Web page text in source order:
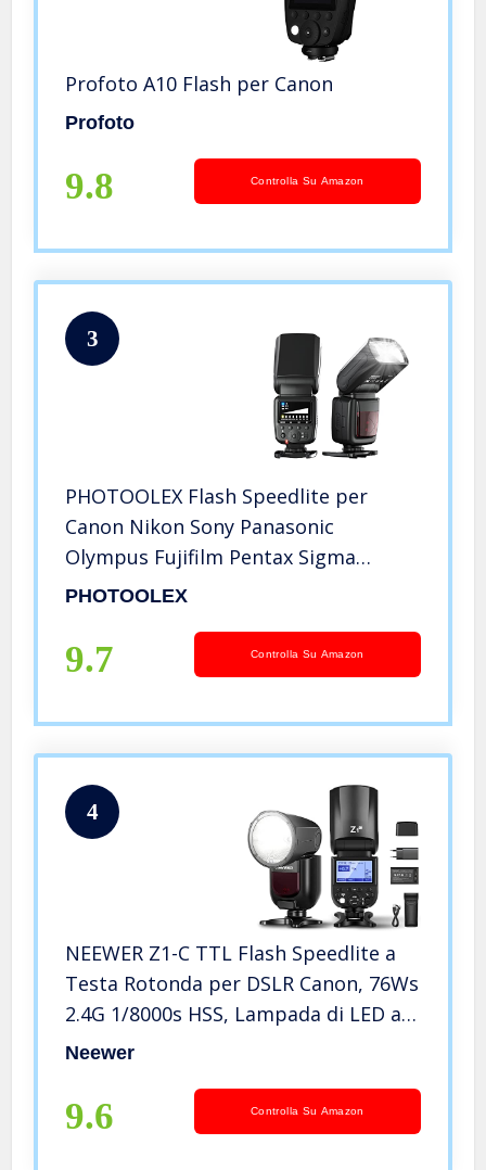
Profoto A10 Flash per Canon
Profoto
9.8 Controlla Su Amazon
3
PHOTOOLEX Flash Speedlite per
Canon Nikon Sony Panasonic
Olympus Fujifilm Pentax Sigma
Minolta Leica e Altre SLR Digitale Film
Digitali con Single-Contact Hot Shoe
PHOTOOLEX
9.7 Controlla Su Amazon
4
NEEWER Z1-C TTL Flash Speedlite a
Testa Rotonda per DSLR Canon, 76Ws
2.4G 1/8000s HSS, Lampada di LED a
10 Livelli, Batteria al litio, 2600mAh,
1.5s Flash
Neewer
9.6 Controlla Su Amazon